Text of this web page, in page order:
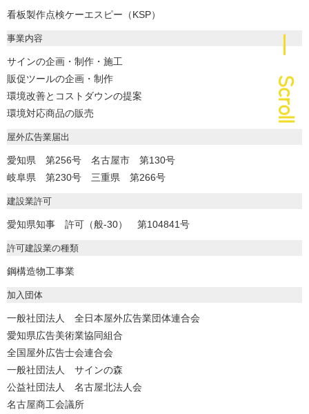
― Scroll
看板製作点検ケーエスピー（KSP）
事業内容
サインの企画・制作・施工
販促ツールの企画・制作
環境改善とコストダウンの提案
環境対応商品の販売
屋外広告業届出
愛知県 第256号 名古屋市 第130号
岐阜県 第230号 三重県 第266号
建設業許可
愛知県知事 許可（般-30） 第104841号
許可建設業の種類
鋼構造物工事業
加入団体
一般社団法人 全日本屋外広告業団体連合会
愛知県広告美術業協同組合
全国屋外広告士会連合会
一般社団法人 サインの森
公益社団法人 名古屋北法人会
名古屋商工会議所